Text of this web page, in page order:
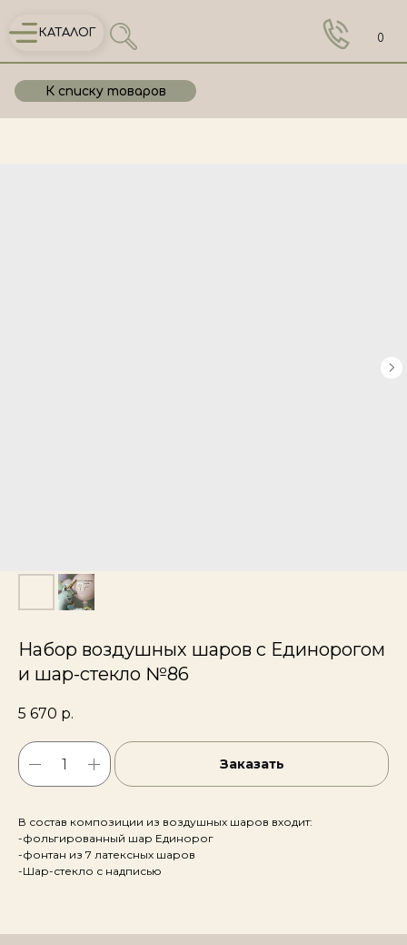
КАТАЛОГ 0
К списку товаров
Набор воздушных шаров с Единорогом
и шар-стекло №86
5 670 р.
Заказать
В состав композиции из воздушных шаров входит:
-фольгированный шар Единорог
-фонтан из 7 латексных шаров
-Шар-стекло с надписью